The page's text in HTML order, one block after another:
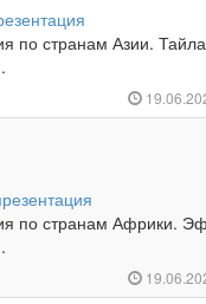
по странам Азии.
по странам Африки.